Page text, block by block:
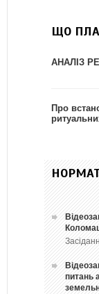
ЩО
АНАЛІЗ
Про
питань